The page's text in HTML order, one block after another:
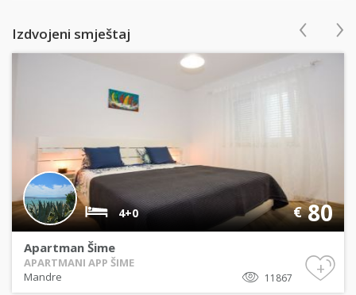
Izdvojeni smještaj
4+0 €80
Apartman Šime
APARTMANI APP ŠIME
11867
Mandre +
‹ ›